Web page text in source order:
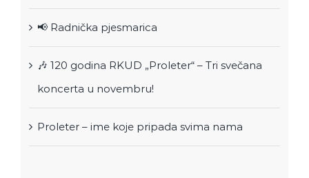
📢 Radnička pjesmarica
🎶 120 godina RKUD „Proleter“ – Tri svečana
koncerta u novembru!
Proleter – ime koje pripada svima nama